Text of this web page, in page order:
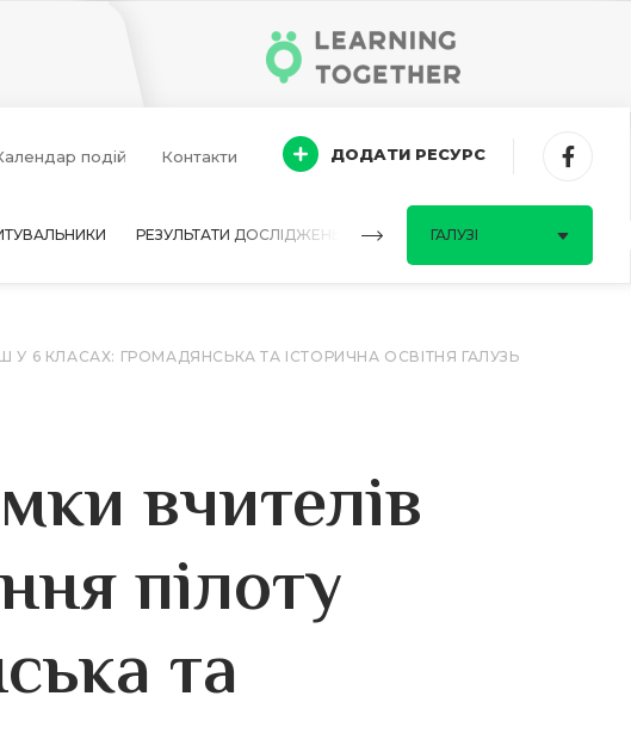
подій Контакти ДОДАТИ РЕСУРС
РЕЗУЛЬТАТИ ДОСЛІДЖЕНЬ ПИТАННЯ-ВІДПОВІДІ
ГАЛУЗІ
6 КЛАСАХ: ГРОМАДЯНСЬКА ТА ІСТОРИЧНА ОСВІТНЯ ГАЛУЗЬ
вчителів
пілоту
та